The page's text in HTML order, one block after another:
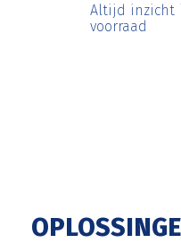
Altijd inzicht
voorraad